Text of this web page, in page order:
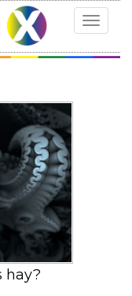
Toggle
hay?